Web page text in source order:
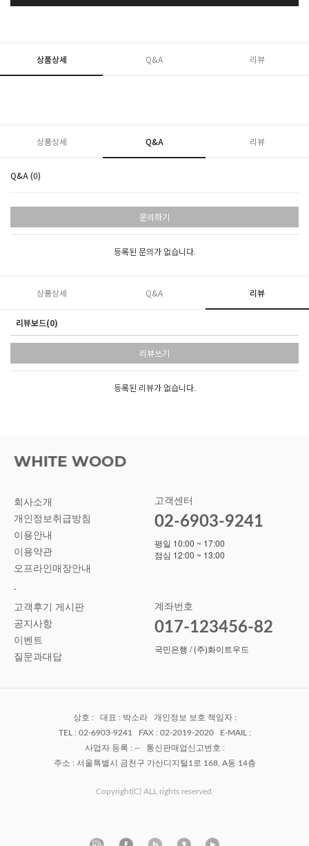
상품상세 Q&A 리뷰
상품상세 Q&A 리뷰
Q&A (0)
문의하기
등록된 문의가 없습니다.
상품상세 Q&A 리뷰
리뷰보드(0)
리뷰쓰기
등록된 리뷰가 없습니다.
회사소개
개인정보취급방침
이용안내
이용약관
오프라인매장안내
-
고객후기 게시판
공지사항
이벤트
질문과대답
고객센터
02-6903-9241
평일 10:00 ~ 17:00
점심 12:00 ~ 13:00
계좌번호
017-123456-82
국민은행 / (주)화이트우드
상호 : 대표 : 박소라 개인정보 보호 책임자 :
TEL : 02-6903-9241 FAX : 02-2019-2020 E-MAIL :
사업자 등록 : -- 통신판매업신고번호 :
주소 : 서울특별시 금천구 가산디지털1로 168, A동 14층
Copyright(C) ALL rights reserved.